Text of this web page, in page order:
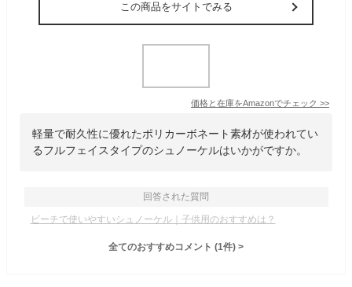
この商品をサイトでみる
価格と在庫をAmazonでチェック >>
軽量で耐久性に優れたポリカーボネート素材が使われてい
るフルフェイスタイプのシュノーケルはいかがですか。
回答された質問
ビーチで使いやすいシュノーケル｜子供用のおすすめは？
全てのおすすめコメント (1件) >